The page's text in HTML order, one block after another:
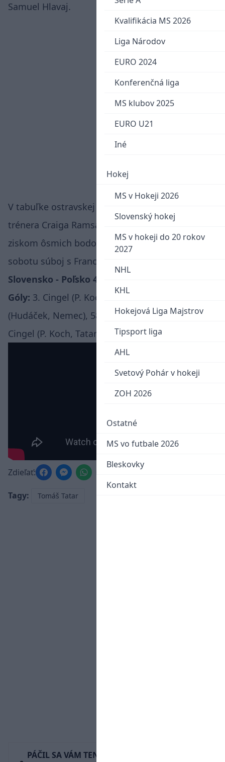
Kvalifikácia MS 2026
Liga Národov
EURO 2024
Konferenčná liga
MS klubov 2025
EURO U21
Iné
Hokej
MS v Hokeji 2026
Slovenský hokej
MS v hokeji do 20 rokov
2027
NHL
KHL
Hokejová Liga Majstrov
Tipsport liga
AHL
Svetový Pohár v hokeji
ZOH 2026
Ostatné
MS vo futbale 2026
Bleskovky
Kontakt
Samuel Hlavaj.
V tabuľke ostravskej B-skupiny patrí zverencom
trénera Craiga Ramsayho druhá priečka so
ziskom ôsmich bodov. Najbližšie nás čaká v
sobotu súboj s Francúzskom.
Slovensko - Poľsko 4:0 (2:0, 0:0, 2:0)
Góly: 3. Cingel (P. Koch, Tatar), 12. Tatar
(Hudáček, Nemec), 58. Cehlárik (Slafkovský), 58.
Cingel (P. Koch, Tatar).
Zdieľať:
Tagy: Tomáš Tatar
PÁČIL SA VÁM TENTO ČLÁNOK?